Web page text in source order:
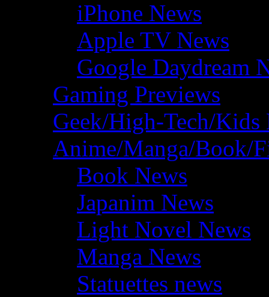
iPhone News
Apple TV News
Google Daydream
Gaming Previews
Geek/High-Tech/Kids
Anime/Manga/Book/
Book News
Japanim News
Light Novel News
Manga News
Statuettes news